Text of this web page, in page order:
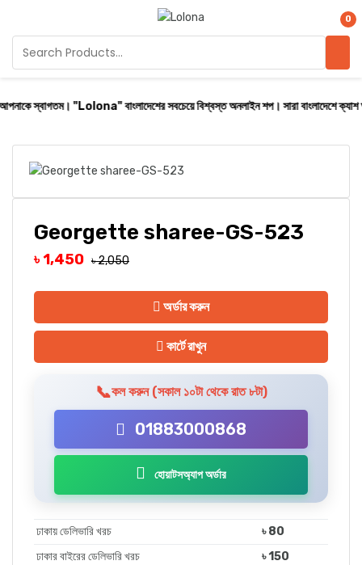
"Lolona" বাংলাদেশের সবচেয়ে বিশ্বস্ত অনলাইন শপ। সারা বাংলাদেশে ক্যাশ অন
0
Georgette sharee-GS-523
৳ 1,450 ৳ 2,050
অর্ডার করুন
কার্টে রাখুন
📞কল করুন (সকাল ১০টা থেকে রাত ৮টা)
01883000868
হোয়াটসঅ্যাপ অর্ডার
ঢাকায় ডেলিভারি খরচ
৳ 80
ঢাকার বাইরের ডেলিভারি খরচ
৳ 150